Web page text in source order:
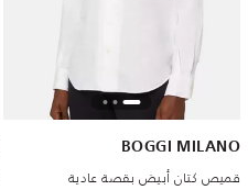
BOGGI MILANO
قميص كتان أبيض بقصة عادية